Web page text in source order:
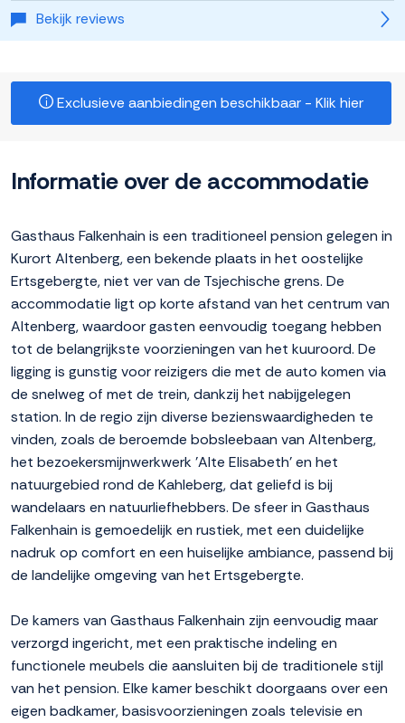
Bekijk reviews
Exclusieve aanbiedingen beschikbaar - Klik hier
Informatie over de accommodatie
Gasthaus Falkenhain is een traditioneel pension gelegen in
Kurort Altenberg, een bekende plaats in het oostelijke
Ertsgebergte, niet ver van de Tsjechische grens. De
accommodatie ligt op korte afstand van het centrum van
Altenberg, waardoor gasten eenvoudig toegang hebben
tot de belangrijkste voorzieningen van het kuuroord. De
ligging is gunstig voor reizigers die met de auto komen via
de snelweg of met de trein, dankzij het nabijgelegen
station. In de regio zijn diverse bezienswaardigheden te
vinden, zoals de beroemde bobsleebaan van Altenberg,
het bezoekersmijnwerkwerk 'Alte Elisabeth' en het
natuurgebied rond de Kahleberg, dat geliefd is bij
wandelaars en natuurliefhebbers. De sfeer in Gasthaus
Falkenhain is gemoedelijk en rustiek, met een duidelijke
nadruk op comfort en een huiselijke ambiance, passend bij
de landelijke omgeving van het Ertsgebergte.
De kamers van Gasthaus Falkenhain zijn eenvoudig maar
verzorgd ingericht, met een praktische indeling en
functionele meubels die aansluiten bij de traditionele stijl
van het pension. Elke kamer beschikt doorgaans over een
eigen badkamer, basisvoorzieningen zoals televisie en